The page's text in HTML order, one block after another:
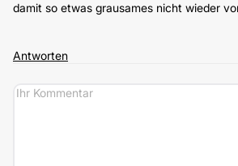
damit so etwas grausames nicht wieder
Antworten